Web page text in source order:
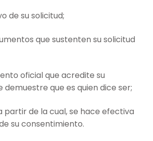
de su solicitud;
que sustenten su solicitud
oficial que acredite su
demuestre que es quien dice ser;
partir de la cual, se hace efectiva
su consentimiento.